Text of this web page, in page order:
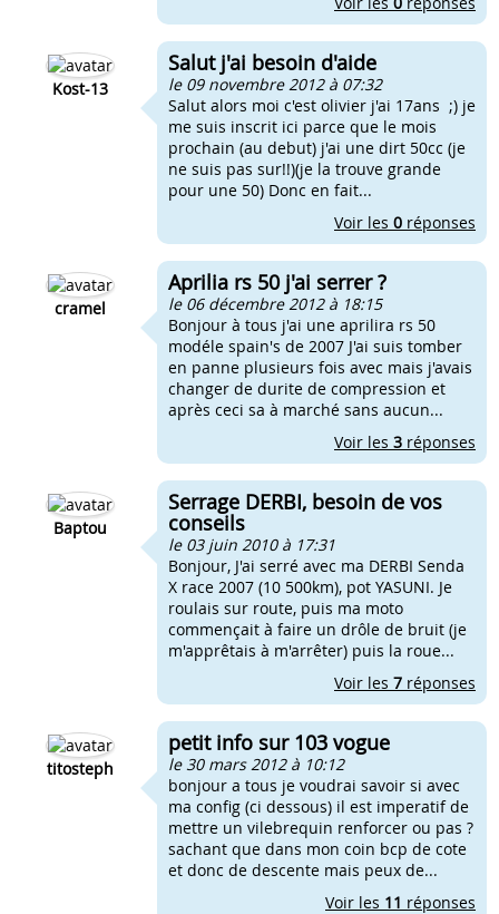
Kost-13
Salut j'ai besoin d'aide
le 09 novembre 2012 à 07:32
Salut alors moi c'est olivier j'ai 17ans ;) je
me suis inscrit ici parce que le mois
prochain (au debut) j'ai une dirt 50cc (je
ne suis pas sur!!)(je la trouve grande
pour une 50) Donc en fait...
Voir les 0 réponses
cramel
Aprilia rs 50 j'ai serrer ?
le 06 décembre 2012 à 18:15
Bonjour à tous j'ai une aprilira rs 50
modéle spain's de 2007 J'ai suis tomber
en panne plusieurs fois avec mais j'avais
changer de durite de compression et
après ceci sa à marché sans aucun...
Voir les 3 réponses
Baptou
Serrage DERBI, besoin de vos
conseils
le 03 juin 2010 à 17:31
Bonjour, J'ai serré avec ma DERBI Senda
X race 2007 (10 500km), pot YASUNI. Je
roulais sur route, puis ma moto
commençait à faire un drôle de bruit (je
m'apprêtais à m'arrêter) puis la roue...
Voir les 7 réponses
titosteph
petit info sur 103 vogue
le 30 mars 2012 à 10:12
bonjour a tous je voudrai savoir si avec
ma config (ci dessous) il est imperatif de
mettre un vilebrequin renforcer ou pas ?
sachant que dans mon coin bcp de cote
et donc de descente mais peux de...
Voir les 11 réponses